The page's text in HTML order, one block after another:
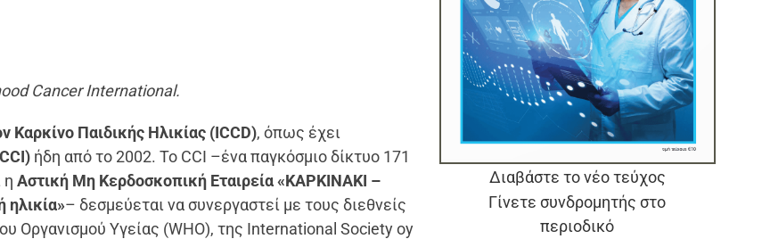
Cancer International.
Καρκίνο Παιδικής Ηλικίας (ICCD), όπως έχει
ήδη από το 2002. Το CCI –ένα παγκόσμιο δίκτυο 171
ηΑστική Μη Κερδοσκοπική Εταιρεία «ΚΑΡΚΙΝΑΚΙ –
ηλικία»– δεσμεύεται να συνεργαστεί με τους διεθνείς
Οργανισμού Υγείας (WHO), της International Society oy
Διαβάστε το νέο τεύχος
Γίνετε συνδρομητής στο
περιοδικό